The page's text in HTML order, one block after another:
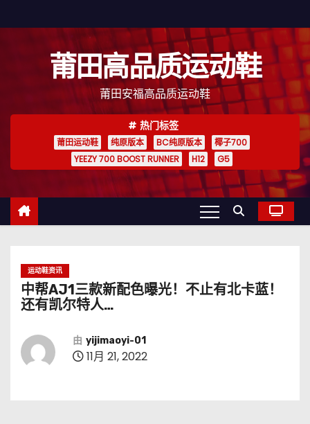
至
莆田高品质运动鞋
莆田安福高品质运动鞋
热门标签
莆田运动鞋 纯原版本 BC纯原版本
椰子700
YEEZY 700 BOOST RUNNER
H12 G5
运动鞋资讯
中帮AJ1三款新配色曝光！不止有北卡蓝！
还有凯尔特人…
由 yijimaoyi-01
11月 21, 2022